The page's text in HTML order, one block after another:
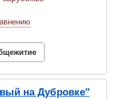
на Дубровке"